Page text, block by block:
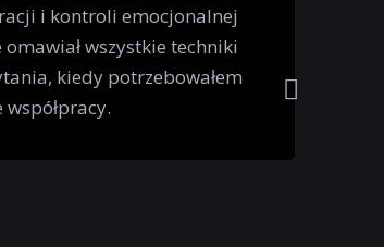
i kontroli emocjonalnej
wszystkie techniki
kiedy potrzebowałem